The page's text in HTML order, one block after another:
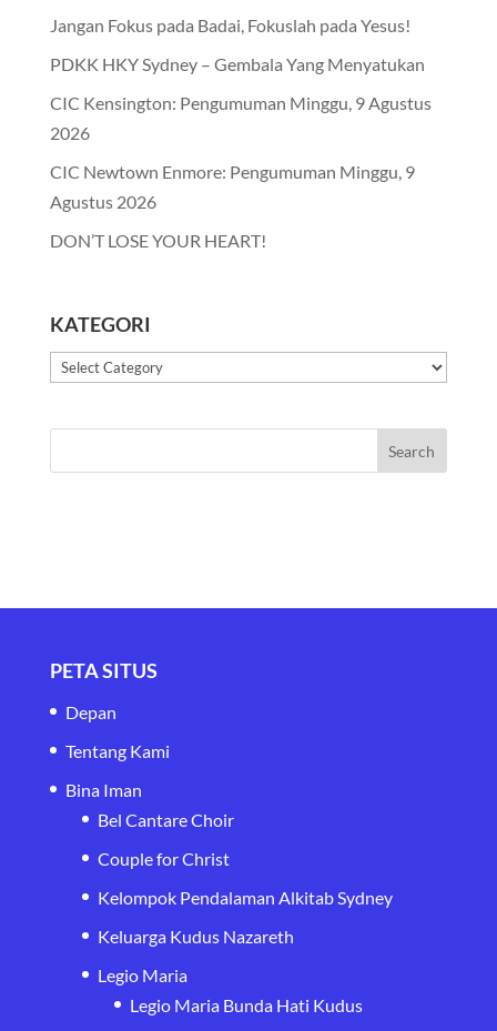
Jangan Fokus pada Badai, Fokuslah pada Yesus!
PDKK HKY Sydney – Gembala Yang Menyatukan
CIC Kensington: Pengumuman Minggu, 9 Agustus
2026
CIC Newtown Enmore: Pengumuman Minggu, 9
Agustus 2026
DON’T LOSE YOUR HEART!
KATEGORI
Kategori
PETA SITUS
Depan
Tentang Kami
Bina Iman
Bel Cantare Choir
Couple for Christ
Kelompok Pendalaman Alkitab Sydney
Keluarga Kudus Nazareth
Legio Maria
Legio Maria Bunda Hati Kudus